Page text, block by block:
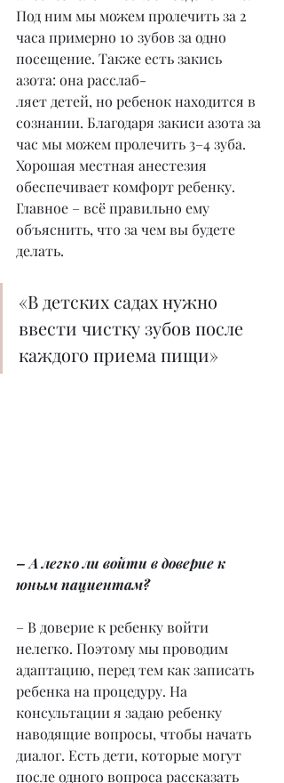
Под ним мы можем пролечить за 2
часа примерно 10 зубов за одно
посещение. Также есть закись
азота: она расслаб-
ляет детей, но ребенок находится в
сознании. Благодаря закиси азота за
час мы можем пролечить 3–4 зуба.
Хорошая местная анестезия
обеспечивает комфорт ребенку.
Главное – всё правильно ему
объяснить, что за чем вы будете
делать.
«В детских садах нужно
ввести чистку зубов после
каждого приема пищи»
– А легко ли войти в доверие к
юным пациентам?
– В доверие к ребенку войти
нелегко. Поэтому мы проводим
адаптацию, перед тем как записать
ребенка на процедуру. На
консультации я задаю ребенку
наводящие вопросы, чтобы начать
диалог. Есть дети, которые могут
после одного вопроса рассказать